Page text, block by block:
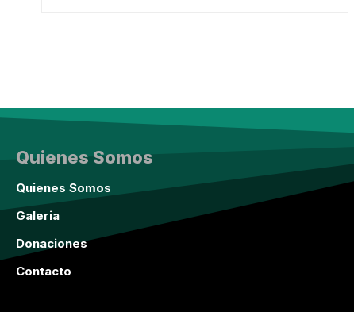
Quienes Somos
Quienes Somos
Galeria
Donaciones
Contacto